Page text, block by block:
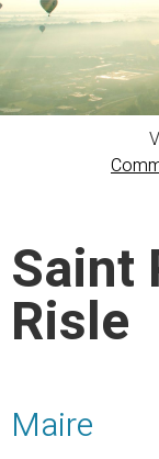
Saint
Risle
Maire